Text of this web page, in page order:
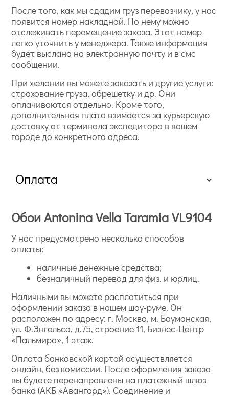
После того, как мы сдадим груз перевозчику, у нас
появится номер накладной. По нему можно
отслеживать перемещение заказа. Этот номер
легко уточнить у менеджера. Также информация
будет выслана на электронную почту и в смс
сообщении.
При желании вы можете заказать и другие услуги:
страхование груза, обрешетку и др. Они
оплачиваются отдельно. Кроме того,
дополнительная плата взимается за курьерскую
доставку от терминала экспедитора в вашем
городе до конкретного адреса.
Оплата
Обои Antonina Vella Taramia VL9104
У нас предусмотрено несколько способов
оплаты:
наличные денежные средства;
безналичный перевод для физ. и юрлиц.
Наличными вы можете расплатиться при
оформлении заказа в нашем шоу-руме. Он
расположен по адресу: г. Москва, м. Бауманская,
ул. Ф.Энгельса, д.75, строение 11, Бизнес-Центр
«Пальмира», 1 этаж.
Оплата банковской картой осуществляется
онлайн, без комиссии. После оформления заказа
вы будете перенаправлены на платежный шлюз
банка (АКБ «Авангард»). Соединение и